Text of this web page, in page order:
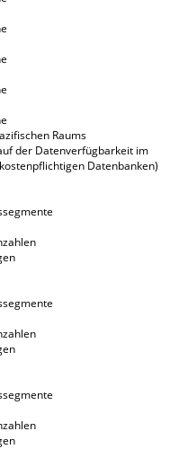
Raums
der Datenverfügbarkeit im
Datenbanken)